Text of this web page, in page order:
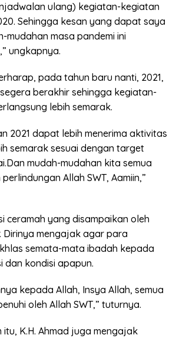
ulang) kegiatan-kegiatan
Sehingga kesan yang dapat saya
mudahan masa pandemi ini
ungkapnya.
pada tahun baru nanti, 2021,
berakhir sehingga kegiatan-
lebih semarak.
2021 dapat lebih menerima aktivitas
semarak sesuai dengan target
mudah-mudahan kita semua
Allah SWT, Aamiin,”
ceramah yang disampaikan oleh
Dirinya mengajak agar para
semata-mata ibadah kepada
dan kondisi apapun.
kepada Allah, Insya Allah, semua
oleh Allah SWT,” tuturnya.
K.H. Ahmad juga mengajak